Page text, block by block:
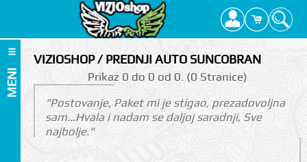
MENI
VIZIOSHOP / PREDNJI AUTO SUNCOBRAN
Prikаz 0 do 0 оd 0. (0 Strаnicе)
"Postovanje, Paket mi je stigao, prezadovoljna
sam...Hvala i nadam se daljoj saradnji, Sve
najbolje."